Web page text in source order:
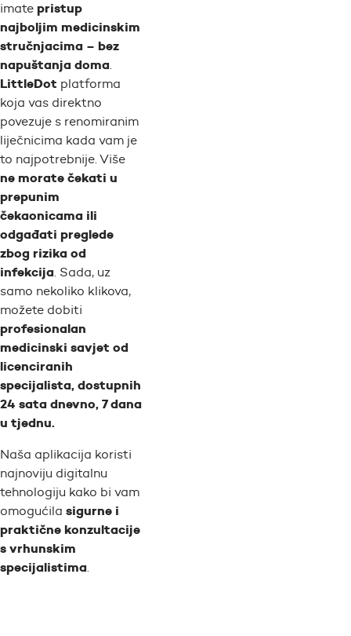
imate pristup
najboljim medicinskim
stručnjacima – bez
napuštanja doma.
LittleDot platforma
koja vas direktno
povezuje s renomiranim
liječnicima kada vam je
to najpotrebnije. Više
ne morate čekati u
prepunim
čekaonicama ili
odgađati preglede
zbog rizika od
infekcija. Sada, uz
samo nekoliko klikova,
možete dobiti
profesionalan
medicinski savjet od
licenciranih
specijalista, dostupnih
24 sata dnevno, 7 dana
u tjednu.
Naša aplikacija koristi
najnoviju digitalnu
tehnologiju kako bi vam
omogućila sigurne i
praktične konzultacije
s vrhunskim
specijalistima.